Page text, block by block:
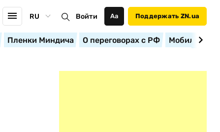
RU Войти Аа Поддержать ZN.ua
Пленки Миндича О переговорах с РФ